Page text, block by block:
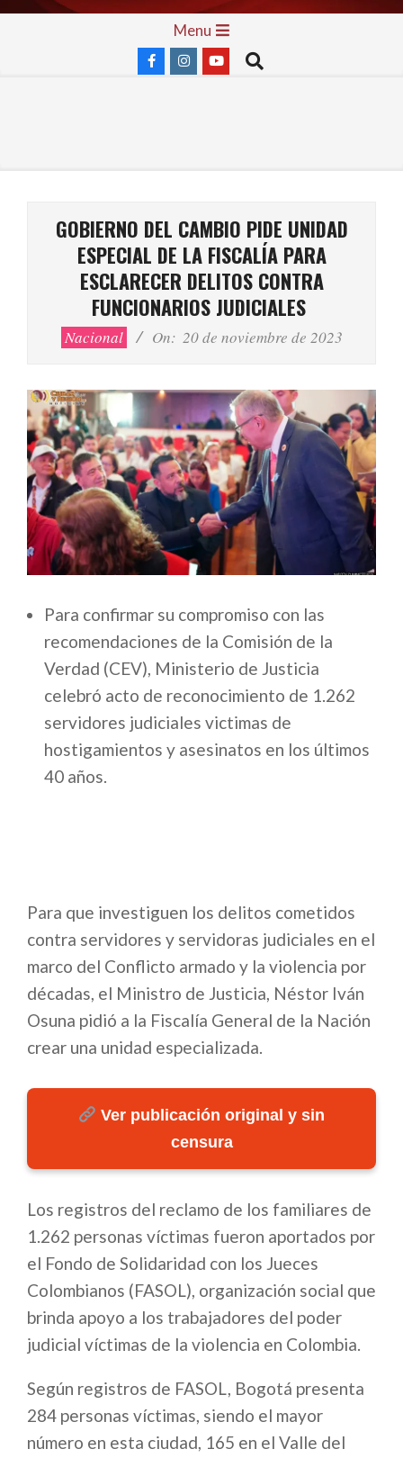
Skip
Menu
Search
GOBIERNO DEL CAMBIO PIDE UNIDAD
ESPECIAL DE LA FISCALÍA PARA
ESCLARECER DELITOS CONTRA
FUNCIONARIOS JUDICIALES
Nacional On: 20 de noviembre de 2023
Para confirmar su compromiso con las
recomendaciones de la Comisión de la
Verdad (CEV), Ministerio de Justicia
celebró acto de reconocimiento de 1.262
servidores judiciales victimas de
hostigamientos y asesinatos en los últimos
40 años.
Para que investiguen los delitos cometidos
contra servidores y servidoras judiciales en el
marco del Conflicto armado y la violencia por
décadas, el Ministro de Justicia, Néstor Iván
Osuna pidió a la Fiscalía General de la Nación
crear una unidad especializada.
Ver publicación original y sin
censura
Los registros del reclamo de los familiares de
1.262 personas víctimas fueron aportados por
el Fondo de Solidaridad con los Jueces
Colombianos (FASOL), organización social que
brinda apoyo a los trabajadores del poder
judicial víctimas de la violencia en Colombia.
Según registros de FASOL, Bogotá presenta
284 personas víctimas, siendo el mayor
número en esta ciudad, 165 en el Valle del